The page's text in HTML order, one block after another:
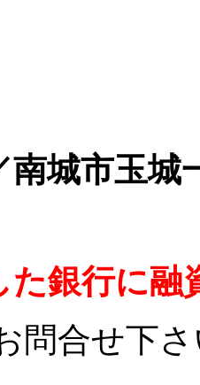
南城市玉城
た銀行に
問合せ下さ